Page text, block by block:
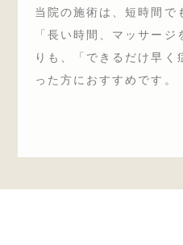
当院の施術は、短時間で
「長い時間、マッサー
りも、「できるだけ早く
った方におすすめです。